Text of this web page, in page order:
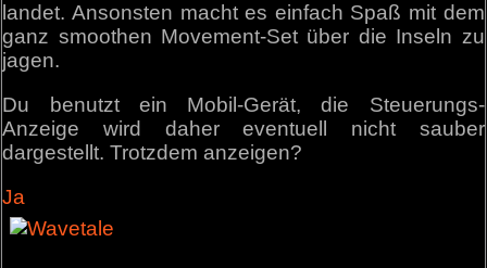
landet. Ansonsten macht es einfach Spaß mit dem
ganz smoothen Movement-Set über die Inseln zu
jagen.
Du benutzt ein Mobil-Gerät, die Steuerungs-
Anzeige wird daher eventuell nicht sauber
dargestellt. Trotzdem anzeigen?
Ja